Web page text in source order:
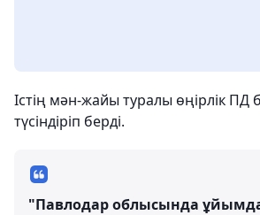
Істің мән-жайы туралы өңірлік ПД
түсіндіріп берді.
"Павлодар облысында